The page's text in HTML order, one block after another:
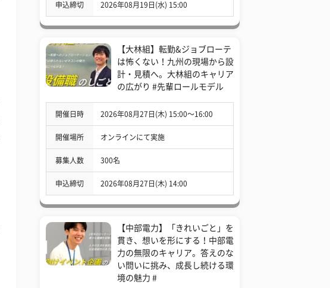
申込締切 2026年08月19日(水) 15:00
【大林組】転勤&ジョブローテ
は怖くない！九州の現場から設
計・見積へ。大林組のキャリア
の広がり #先輩ロールモデル
開催日時 2026年08月27日(木) 15:00〜16:00
開催場所 オンラインにて実施
募集人数 300名
申込締切 2026年08月27日(木) 14:00
【中部電力】「きれいごと」を
貫き、想いを形にする！中部電
力の無限のキャリア。答えのな
い問いに挑み、成長し続ける環
境の魅力 #